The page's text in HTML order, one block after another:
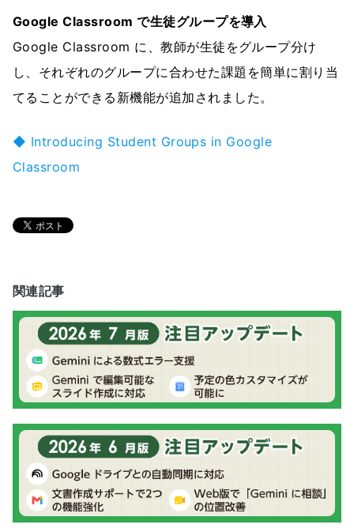
Google Classroom で生徒グループを導入
Google Classroom に、教師が生徒をグループ分け
し、それぞれのグループに合わせた課題を簡単に割り当
てることができる新機能が追加されました。
◆ Introducing Student Groups in Google
Classroom
関連記事